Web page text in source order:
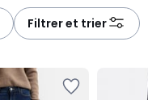
Filtrer et trier